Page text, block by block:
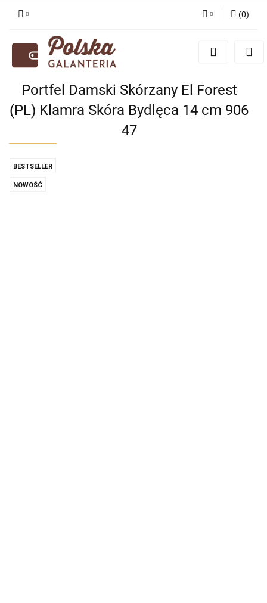
Zaloguj się
Zgody cookies
(0)
Portfel Damski Skórzany El Forest
(PL) Klamra Skóra Bydlęca 14 cm 906
47
BESTSELLER
NOWOŚĆ